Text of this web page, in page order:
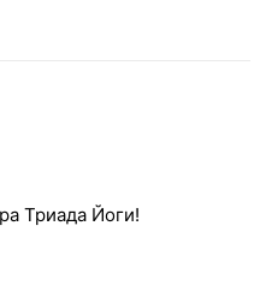
Триада Йоги!